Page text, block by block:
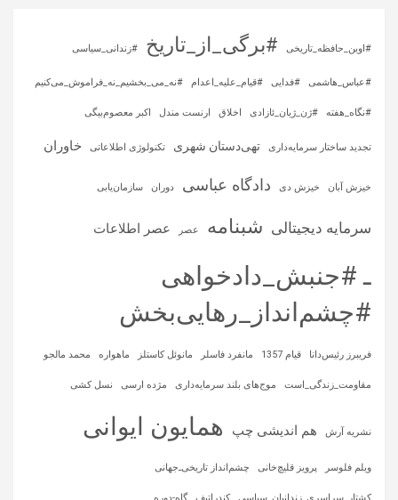
#اوین_حافظه_تاریخی #برگی_از_تاریخ #زندانی_سیاسی
#عباس_هاشمی #فدایی #قیام_علیه_اعدام #نه_می_بخشیم_نه_فراموش_می‌کنیم
#نگاه_هفته #ژن_ژیان_ئازادی اخلاق ارنست مندل اکبر معصوم‌بیگی
تجدید ساختار سرمایه‌داری تهی‌دستان شهری تکنولوژی اطلاعاتی خاوران
خیزش آبان خیزش دی دادگاه عباسی دوران سازمان‌یابی
سرمایه‌ دیجیتالی شبنامه عصر عصر اطلاعات
ـ #جنبش_دادخواهی
#چشم‌انداز_رهایی‌بخش
فریبرز رئیس‌دانا قیام 1357 مانفرد فاسلر مانوئل کاستلز ماهواره‌ محمد مالجو
مقاومت_زندگی_است موج‌های بلند سرمایه‌داری مژده ارسی نسل کشی
نشریه آرش هم اندیشی چپ همایون ایوانی
ویلم فلوسر پرویز قلیچ‌خانی چشم‌انداز تاریخی‌ـ‌جهانی